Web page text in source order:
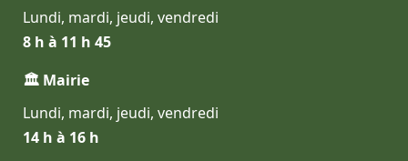
Lundi, mardi, jeudi, vendredi
8 h à 11 h 45
🏛 Mairie
Lundi, mardi, jeudi, vendredi
14 h à 16 h